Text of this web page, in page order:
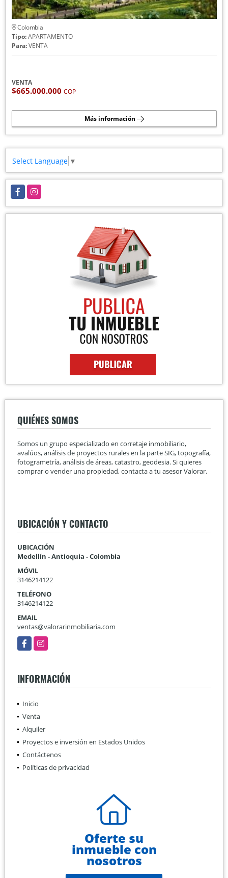
Colombia
Tipo:APARTAMENTO
Para:VENTA
VENTA
$665.000.000 COP
Más información
Select Language ▼
FacebookInstagram
QUIÉNES SOMOS
Somos un grupo especializado en corretaje inmobiliario,
avalúos, análisis de proyectos rurales en la parte SIG, topografía,
fotogrametría, análisis de áreas, catastro, geodesia. Si quieres
comprar o vender una propiedad, contacta a tu asesor Valorar.
UBICACIÓN Y CONTACTO
UBICACIÓN
Medellín - Antioquia - Colombia
MÓVIL
3146214122
TELÉFONO
3146214122
EMAIL
ventas@valorarinmobiliaria.com
FacebookInstagram
INFORMACIÓN
Inicio
Venta
Alquiler
Proyectos e inversión en Estados Unidos
Contáctenos
Políticas de privacidad
Oferte su
inmueble con
nosotros